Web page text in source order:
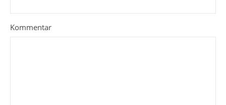
Kommentar